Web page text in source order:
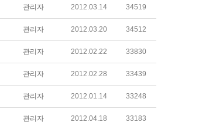
관리자 2012.03.14 34519
관리자 2012.03.20 34512
관리자 2012.02.22 33830
관리자 2012.02.28 33439
관리자 2012.01.14 33248
관리자 2012.04.18 33183